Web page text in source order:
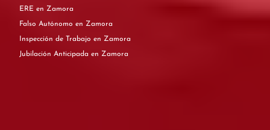
ERE en Zamora
Falso Autónomo en Zamora
Inspección de Trabajo en Zamora
Jubilación Anticipada en Zamora